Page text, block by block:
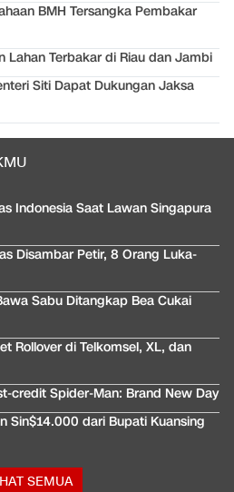
BMH Tersangka Pembakar
Lahan Terbakar di Riau dan Jambi
Siti Dapat Dukungan Jaksa
Indonesia Saat Lawan Singapura
Disambar Petir, 8 Orang Luka-
Sabu Ditangkap Bea Cukai
Rollover di Telkomsel, XL, dan
credit Spider-Man: Brand New Day
Sin$14.000 dari Bupati Kuansing
SEMUA